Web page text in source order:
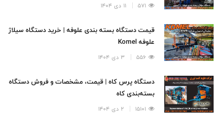
571 11 دی 1404
قیمت دستگاه بسته بندی علوفه | خرید دستگاه سیلاژ
علوفه Komel
556 3 دی 1404
دستگاه پرس کاه | قیمت، مشخصات و فروش دستگاه
بسته‌بندی کاه
15101 2 دی 1404